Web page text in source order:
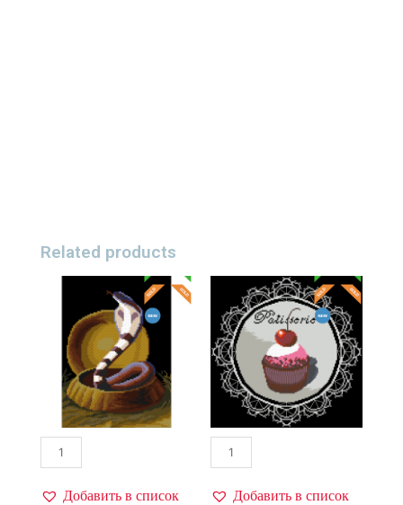
Related products
Добавить в список
Добавить в список